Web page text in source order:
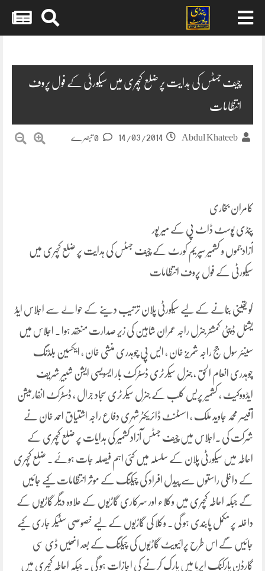
چیف جسٹس کی ہدایت پر ضلع کچہری میں سیکورٹی کے فول پروف
انتظامات
Abdul Khateeb
14/03/2014
کامران بخاری
پنڈی پوسٹ ڈاٹ پی کے میر پور
آزادجموں و کشمیر سپریم کورٹ کے چیف جسٹس کی ہدایت پر ضلع کچہری میں
سیکورٹی کے فول پروف انتظامات
کو یقینی بنانے کے لیے سیکورٹی پلان ترتیب دینے کے حوالے سے اجلاس ایڈ
یشنل ڈپٹی کمشنر جنرل راجہ عمران شاہین کی زیر صدارت منعقد ہوا ۔ اجلاس میں
سینئر سول جج راجہ شمریز خان ، ایس پی چوہدری منشی خان ، ایکسین بلڈنگ
چوہدری انعام الحق ، جنرل سیکرٹری ڈسٹرکٹ بار ایسویسی ایشن شبیر شریف
ایڈووکیٹ ، کشمیر پریس کلب کے جنرل سیکرٹری سجاد جرال ، ڈسٹرکٹ انفارمیشن
آفیسر محمد جاوید ملک ، اسسٹنٹ ڈائریکٹر شہری دفاع راجہ اشتیاق احمد خان نے
شرکت کی ۔اجلاس میں چیف جسٹس آزادکشمیر کی ہدایات پر ضلع کچہری کے
احاطہ میں سیکورٹی پلان کے سلسلہ میں کئی اہم فیصلہ جات ہوئے ۔ ضلع کچہری
کے داخلی راستوں سے پیدل افراد کی چیکنگ کے موثر انتظامات کیے جائیں
گے جبکہ احاطہ کچہری میں وکلاء اور سرکاری گاڑیوں کے علاوہ دیگر گاڑیوں کے
داخلہ پر مکمل پابندی ہو گی ۔ وکلا کی گاڑیوں کے لیے خصوصی سٹیکر جاری کیے
جائیں گے اس طرح پرائیویٹ گاڑیوں کی چیکنگ کے بعد انھیں ڈی سی
گارڈن پارکنک ایریا میں پارک کرنے کی اجازات ہو گی ۔ جبکہ احاطہ کچہری میں